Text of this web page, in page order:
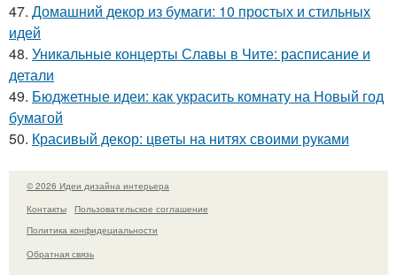
47. Домашний декор из бумаги: 10 простых и стильных
идей
48. Уникальные концерты Славы в Чите: расписание и
детали
49. Бюджетные идеи: как украсить комнату на Новый год
бумагой
50. Красивый декор: цветы на нитях своими руками
© 2026 Идеи дизайна интерьера
Контакты
Пользовательское соглашение
Политика конфидециальности
Обратная связь